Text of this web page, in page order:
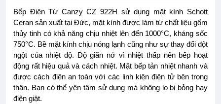
Bếp Điện Từ Canzy CZ 922H sử dụng mặt kính Schott
Ceran sản xuất tại Đức, mặt kính được làm từ chất liệu gốm
thủy tinh có khả năng chịu nhiệt lên đến 1000°C, kháng sốc
750°C. Bề mặt kính chịu nóng lạnh cũng như sự thay đổi đột
ngột của nhiệt độ. Độ giãn nở vì nhiệt thấp nên bếp hoạt
động rất hiệu quả và cách nhiệt. Mặt bếp tản nhiệt nhanh và
được cách điện an toàn với các linh kiện điện tử bên trong
thân. Bạn có thể yên tâm sử dụng mà không lo bị bỏng hay
điện giật.